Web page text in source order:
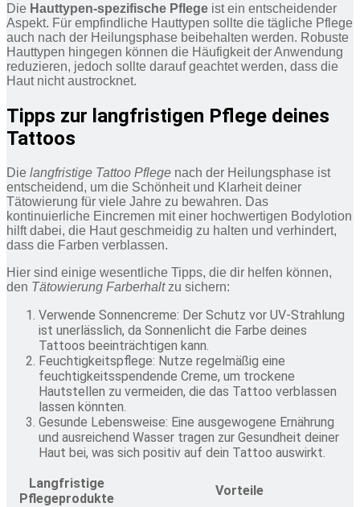
Die Hauttypen-spezifische Pflege ist ein entscheidender
Aspekt. Für empfindliche Hauttypen sollte die tägliche Pflege
auch nach der Heilungsphase beibehalten werden. Robuste
Hauttypen hingegen können die Häufigkeit der Anwendung
reduzieren, jedoch sollte darauf geachtet werden, dass die
Haut nicht austrocknet.
Tipps zur langfristigen Pflege deines
Tattoos
Die langfristige Tattoo Pflege nach der Heilungsphase ist
entscheidend, um die Schönheit und Klarheit deiner
Tätowierung für viele Jahre zu bewahren. Das
kontinuierliche Eincremen mit einer hochwertigen Bodylotion
hilft dabei, die Haut geschmeidig zu halten und verhindert,
dass die Farben verblassen.
Hier sind einige wesentliche Tipps, die dir helfen können,
den Tätowierung Farberhaltzu sichern:
Verwende Sonnencreme: Der Schutz vor UV-Strahlung
ist unerlässlich, da Sonnenlicht die Farbe deines
Tattoos beeinträchtigen kann.
Feuchtigkeitspflege: Nutze regelmäßig eine
feuchtigkeitsspendende Creme, um trockene
Hautstellen zu vermeiden, die das Tattoo verblassen
lassen könnten.
Gesunde Lebensweise: Eine ausgewogene Ernährung
und ausreichend Wasser tragen zur Gesundheit deiner
Haut bei, was sich positiv auf dein Tattoo auswirkt.
Langfristige
Pflegeprodukte
Vorteile